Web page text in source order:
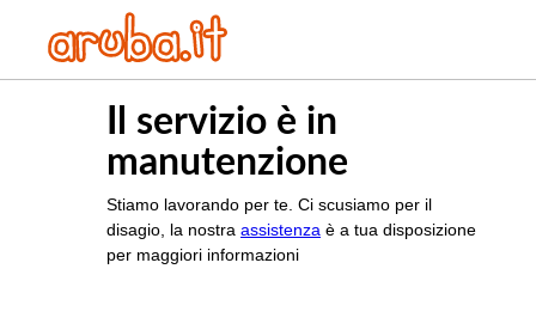
Il servizio è in
manutenzione
Stiamo lavorando per te. Ci scusiamo per il
disagio, la nostra assistenza è a tua disposizione
per maggiori informazioni